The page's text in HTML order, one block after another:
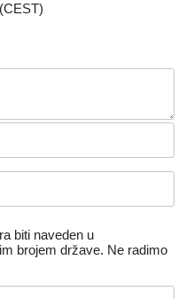
biti naveden u
brojem države. Ne radimo